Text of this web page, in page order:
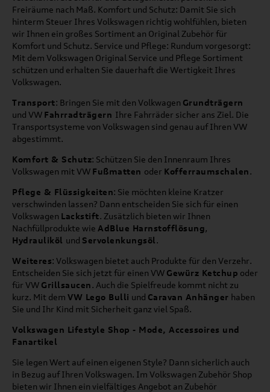
Freiräume nach Maß. Komfort und Schutz: Damit Sie sich
hinterm Steuer Ihres Volkswagen richtig wohlfühlen, bieten
wir Ihnen ein großes Sortiment an Original Zubehör für
Komfort und Schutz. Service und Pflege: Rundum vorgesorgt:
Mit dem Volkswagen Original Service und Pflege Sortiment
schützen und erhalten Sie dauerhaft die Wertigkeit Ihres
Volkswagen.
Transport: Bringen Sie mit den Volkwagen Grundträgern
und VW Fahrradträgern Ihre Fahrräder sicher ans Ziel. Die
Transportsysteme von Volkswagen sind genau auf Ihren VW
abgestimmt.
Komfort & Schutz: Schützen Sie den Innenraum Ihres
Volkswagen mit VW Fußmatten oder Kofferraumschalen.
Pflege & Flüssigkeiten: Sie möchten kleine Kratzer
verschwinden lassen? Dann entscheiden Sie sich für einen
Volkswagen Lackstift. Zusätzlich bieten wir Ihnen
Nachfüllprodukte wie AdBlue Harnstofflösung,
Hydrauliköl und Servolenkungsöl.
Weiteres: Volkswagen bietet auch Produkte für den Verzehr.
Entscheiden Sie sich jetzt für einen VW Gewürz Ketchup oder
für VW Grillsaucen. Auch die Spielfreude kommt nicht zu
kurz. Mit dem VW Lego Bulli und Caravan Anhänger haben
Sie und Ihr Kind mit Sicherheit ganz viel Spaß.
Volkswagen Lifestyle Shop - Mode, Accessoires und
Fanartikel
Sie legen Wert auf einen eigenen Style? Dann sicherlich auch
in Bezug auf Ihren Volkswagen. Im Volkswagen Zubehör Shop
bieten wir Ihnen ein vielfältiges Angebot an Zubehör